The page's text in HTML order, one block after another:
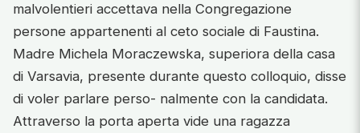
malvolentieri accettava nella Congregazione
persone appartenenti al ceto sociale di Faustina.
Madre Michela Moraczewska, superiora della casa
di Varsavia, presente durante questo colloquio, disse
di voler parlare perso- nalmente con la candidata.
Attraverso la porta aperta vide una ragazza